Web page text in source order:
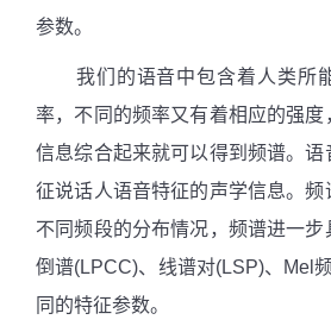
参数。
我们的语音中包含着人类所
率，不同的频率又有着相应的强
信息综合起来就可以得到频谱。语
征说话人语音特征的声学信息。频
不同频段的分布情况，频谱进一步
倒谱(LPCC)、线谱对(LSP)、 Mel
同的特征参数。